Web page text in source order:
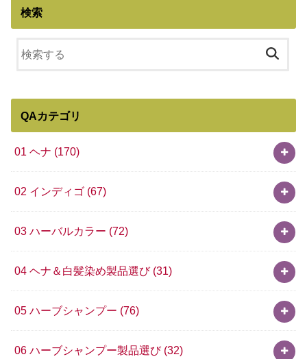
検索
QAカテゴリ
01 ヘナ (170)
02 インディゴ (67)
03 ハーバルカラー (72)
04 ヘナ＆白髪染め製品選び (31)
05 ハーブシャンプー (76)
06 ハーブシャンプー製品選び (32)